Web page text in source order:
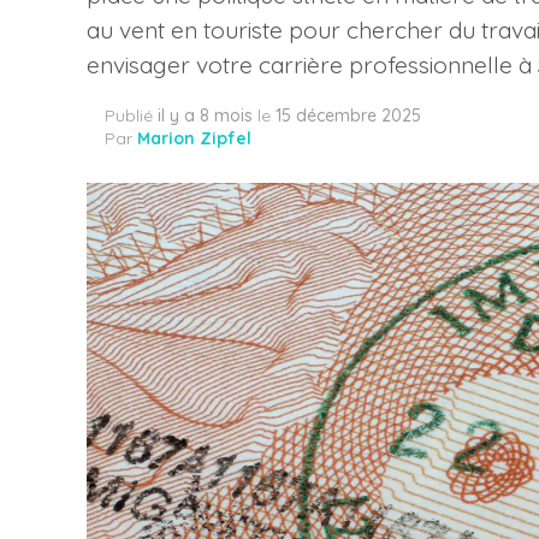
au vent en touriste pour chercher du
envisager votre carrière professionnelle à
Publié il y a 8 mois le 15 décembre 2025
Par Marion Zipfel